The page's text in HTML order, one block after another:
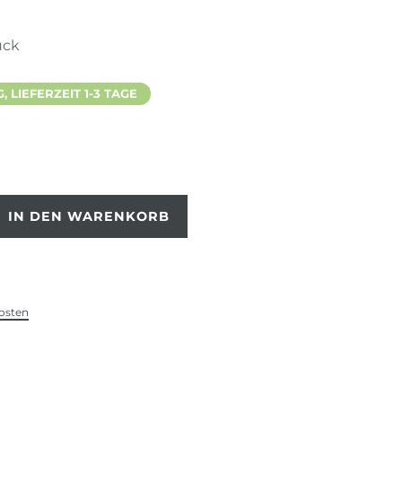
LIEFERZEIT 1-3 TAGE
IN DEN WARENKORB